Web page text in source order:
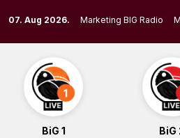
to
content
07. Aug 2026. Marketing BIG Radio
BiG 1 BiG